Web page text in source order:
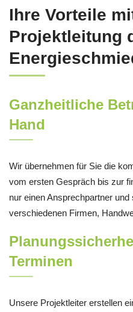
Ihre Vorteile
Projektleitung
Ganzheitliche
Hand
Wir übernehmen für Sie die
vom ersten Gespräch bis zur
nur einen Ansprechpartner
verschiedenen Firmen,
Terminen
Unsere Projektleiter erstellen